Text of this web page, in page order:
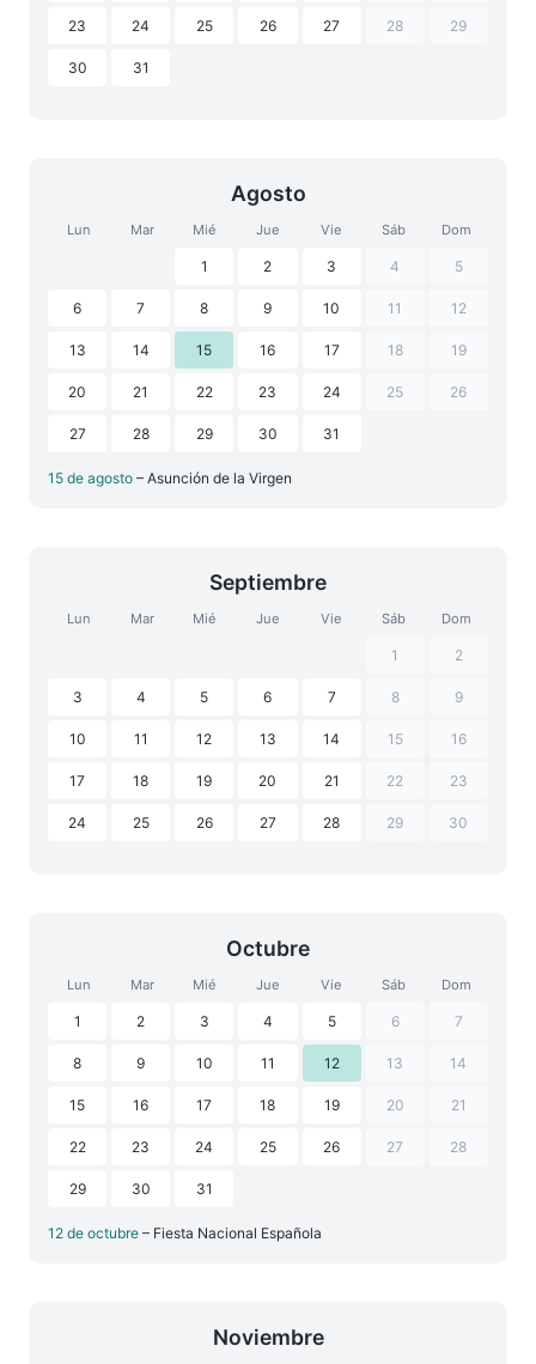
23 24 25 26 27 28 29
30 31
Agosto
Lun Mar Mié Jue Vie Sáb Dom
1 2 3 4 5
6 7 8 9 10 11 12
13 14 15 16 17 18 19
20 21 22 23 24 25 26
27 28 29 30 31
15 de agosto – Asunción de la Virgen
Septiembre
Lun Mar Mié Jue Vie Sáb Dom
1 2
3 4 5 6 7 8 9
10 11 12 13 14 15 16
17 18 19 20 21 22 23
24 25 26 27 28 29 30
Octubre
Lun Mar Mié Jue Vie Sáb Dom
1 2 3 4 5 6 7
8 9 10 11 12 13 14
15 16 17 18 19 20 21
22 23 24 25 26 27 28
29 30 31
12 de octubre – Fiesta Nacional Española
Noviembre